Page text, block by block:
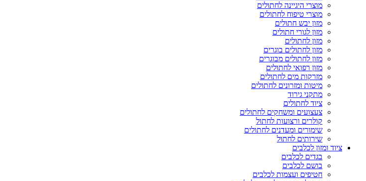
מוצרי היגיינה לחתולים
מוצרי טיפוח לחתולים
מזון יבש חתולים
מזון לגורי חתולים
מזון לחתולים
מזון לחתולים בוגרים
מזון לחתולים מבוגרים
מזון רפואי לחתולים
מזרקות מים לחתולים
מיטות ומזרונים לחתולים
מתקני גירוד
ציוד לחתולים
צעצועים ומשחקים לחתולים
קולרים ורצועות לחתול
שימורים ומעדנים לחתולים
שירותים לחתול
ציוד ומזון לכלבים
בגדים לכלבים
בושם לכלבים
חטיפים ועצמות לכלבים